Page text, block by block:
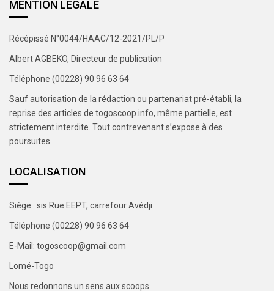
MENTION LEGALE
Récépissé N°0044/HAAC/12-2021/PL/P
Albert AGBEKO, Directeur de publication
Téléphone (00228) 90 96 63 64
Sauf autorisation de la rédaction ou partenariat pré-établi, la
reprise des articles de togoscoop.info, même partielle, est
strictement interdite. Tout contrevenant s’expose à des
poursuites.
LOCALISATION
Siège : sis Rue EEPT, carrefour Avédji
Téléphone (00228) 90 96 63 64
E-Mail: togoscoop@gmail.com
Lomé-Togo
Nous redonnons un sens aux scoops.